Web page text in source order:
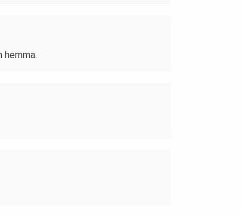
hemma.